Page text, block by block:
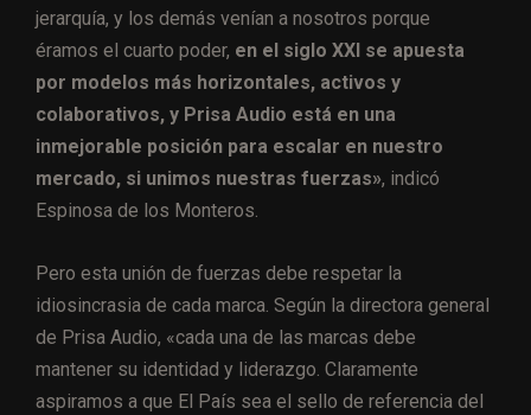
jerarquía, y los demás venían a nosotros porque
éramos el cuarto poder, en el siglo XXI se apuesta
por modelos más horizontales, activos y
colaborativos, y Prisa Audio está en una
inmejorable posición para escalar en nuestro
mercado, si unimos nuestras fuerzas», indicó
Espinosa de los Monteros.
Pero esta unión de fuerzas debe respetar la
idiosincrasia de cada marca. Según la directora general
de Prisa Audio, «cada una de las marcas debe
mantener su identidad y liderazgo. Claramente
aspiramos a que El País sea el sello de referencia del